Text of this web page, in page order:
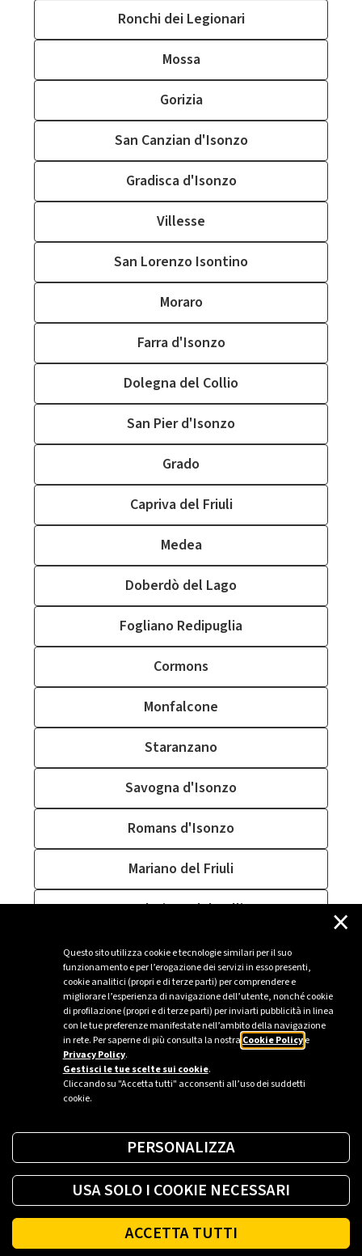
Questo sito utilizza cookie e tecnologie similari per il suo
funzionamento e per l’erogazione dei servizi in esso presenti,
cookie analitici (propri e di terze parti) per comprendere e
migliorare l’esperienza di navigazione dell’utente, nonché cookie
di profilazione (propri e di terze parti) per inviarti pubblicità in linea
con le tue preferenze manifestate nell’ambito della navigazione
in rete. Per saperne di più consulta la nostra Cookie Policye
Privacy Policy.
Gestisci le tue scelte sui cookie.
Cliccando su "Accetta tutti" acconsenti all’uso dei suddetti
cookie.
×
PERSONALIZZA
USA SOLO I COOKIE NECESSARI
ACCETTA TUTTI
Fai il pieno di energia ovunque tu sia.
Ronchi dei Legionari
Mossa
Gorizia
San Canzian d'Isonzo
Gradisca d'Isonzo
Villesse
San Lorenzo Isontino
Moraro
Farra d'Isonzo
Dolegna del Collio
San Pier d'Isonzo
Grado
Capriva del Friuli
Medea
Doberdò del Lago
Fogliano Redipuglia
Cormons
Monfalcone
Staranzano
Savogna d'Isonzo
Romans d'Isonzo
Mariano del Friuli
San Floriano del Collio
Turriaco
Sagrado
Sei un’azienda o una PA?
Trova la soluzione più giusta per te.
Richiedi una colonnina